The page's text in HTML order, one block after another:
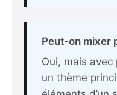
Peut-on mixer
Oui, mais avec
un thème